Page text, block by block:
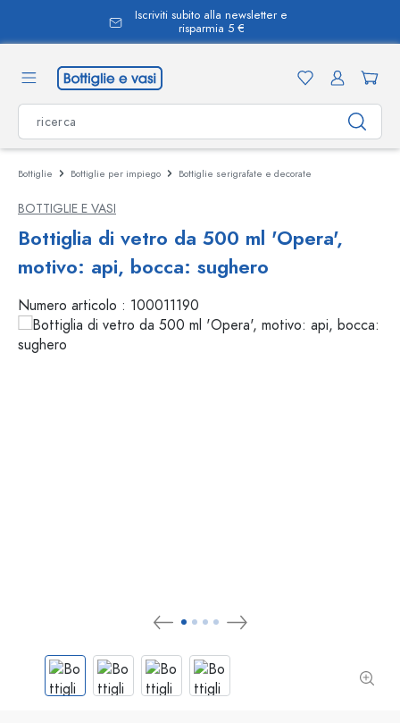
Iscriviti subito alla newsletter e
risparmia 5 €
Bottiglie Bottiglie per impiego Bottiglie serigrafate e decorate
BOTTIGLIE E VASI
Bottiglia di vetro da 500 ml 'Opera',
motivo: api, bocca: sughero
Numero articolo : 100011190